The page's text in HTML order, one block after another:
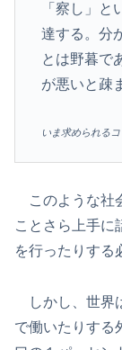
「察し」
達する。分
とは野暮で
が悪いと疎
いま求められる
このような社
ことさら上手に
を行ったりする
しかし、世界
で働いたりする